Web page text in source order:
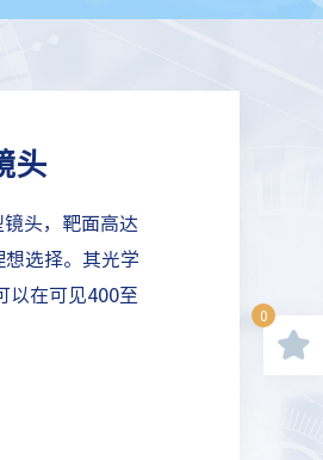
头
头，靶面高达
选择。其光学
以在可见400至
0